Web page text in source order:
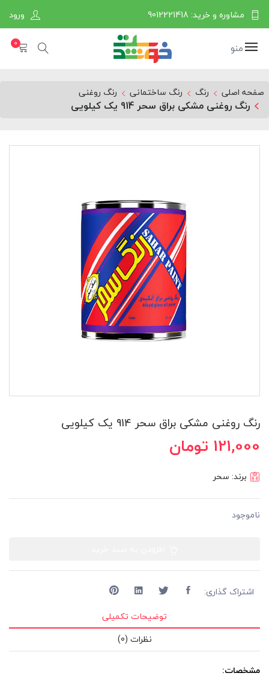
مشاوره و خرید: 9012221418 ورود
منو 0
صفحه اصلی رنگ رنگ ساختمانی رنگ روغنی
رنگ روغنی مشکی براق سحر 914 یک کیلویی
رنگ روغنی مشکی براق سحر 914 یک کیلویی
121,000 تومان
برند: سحر
ناموجود
اشتراک گذاری:
توضیحات تکمیلی
نظرات (0)
مشخصات: